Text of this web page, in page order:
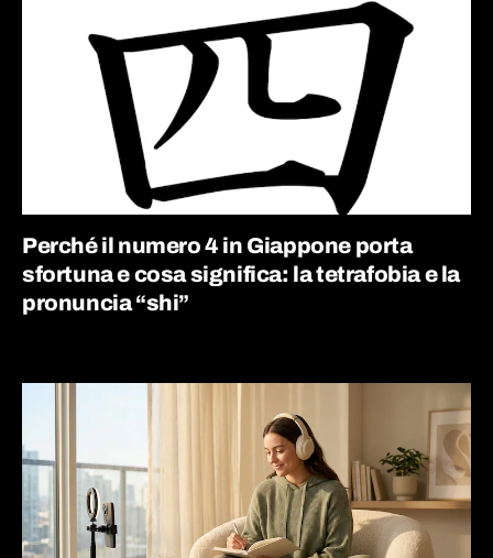
Perché il numero 4 in Giappone porta
sfortuna e cosa significa: la tetrafobia e la
pronuncia “shi”